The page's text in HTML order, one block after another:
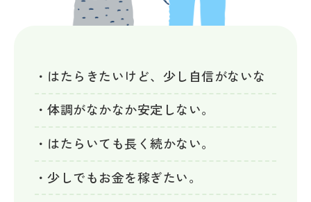
・はたらきたいけど、少し自信がないな
・体調がなかなか安定しない。
・はたらいても長く続かない。
・少しでもお金を稼ぎたい。